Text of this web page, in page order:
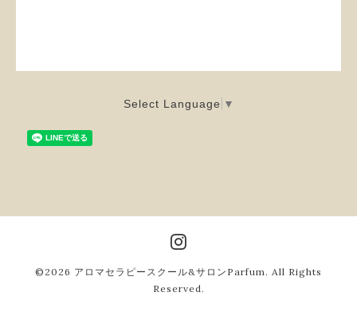
Select Language ▼
©2026 アロマセラピースクール&サロンParfum . All Rights
Reserved.